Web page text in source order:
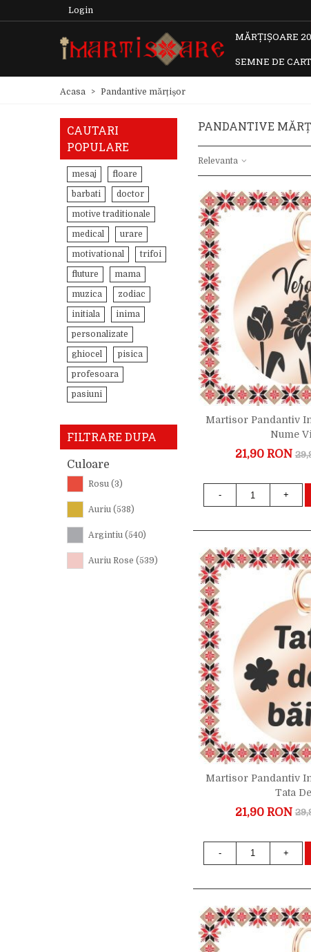
Login
MĂRȚIȘOARE
SEMNE DE
Acasa > Pandantive mărțișor
CAUTARI
POPULARE
mesaj floare
barbati doctor
motive traditionale
medical urare
motivational trifoi
fluture mama
muzica zodiac
initiala inima
personalizate
ghiocel pisica
profesoara
pasiuni
FILTRARE DUPA
Culoare
Rosu (3)
Auriu (538)
Argintiu (540)
Auriu Rose (539)
PANDANTIVE
Relevanta
Martisor Pandantiv
Nume
21,90 RON
- +
Martisor Pandantiv
Tata
21,90 RON
- +